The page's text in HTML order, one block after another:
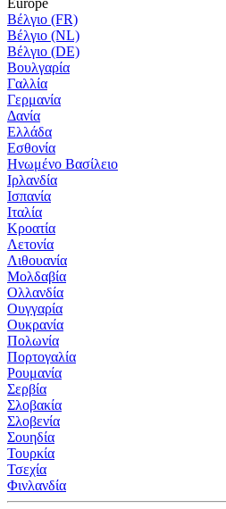
Europe
Βέλγιο (FR)
Βέλγιο (NL)
Βέλγιο (DE)
Βουλγαρία
Γαλλία
Γερμανία
Δανία
Ελλάδα
Εσθονία
Ηνωμένο Βασίλειο
Ιρλανδία
Ισπανία
Ιταλία
Κροατία
Λετονία
Λιθουανία
Μολδαβία
Ολλανδία
Ουγγαρία
Ουκρανία
Πολωνία
Πορτογαλία
Ρουμανία
Σερβία
Σλοβακία
Σλοβενία
Σουηδία
Τουρκία
Τσεχία
Φινλανδία